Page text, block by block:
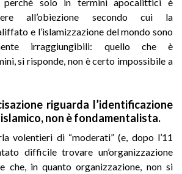
all’obiezione secondo cui la
e l’islamizzazione del mondo sono
irraggiungibili: quello che è
si risponde, non è certo impossibile a
riguarda l’identificazione
non è fondamentalista.
volentieri di “moderati” (e, dopo l’11
difficile trovare un’organizzazione
che, in quanto organizzazione, non si